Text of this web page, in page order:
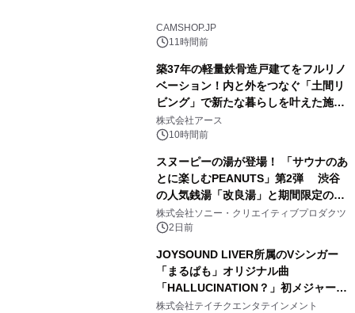
CAMSHOP.JP
11時間前
築37年の軽量鉄骨造戸建てをフルリノ
ベーション！内と外をつなぐ「土間リ
ビング」で新たな暮らしを叶えた施工
事例を株式会社アースが公開
株式会社アース
10時間前
スヌーピーの湯が登場！ 「サウナのあ
とに楽しむPEANUTS」第2弾 渋谷
の人気銭湯「改良湯」と期間限定のコ
ラボレーション サウナイキタイコラ
ボグッズも発売決定！
株式会社ソニー・クリエイティブプロダクツ
2日前
JOYSOUND LIVER所属のVシンガー
「まるぱも」オリジナル曲
「HALLUCINATION？」初メジャー配
信リリース決定！
株式会社テイチクエンタテインメント